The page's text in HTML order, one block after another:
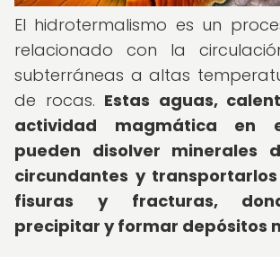
El hidrotermalismo es un
relacionado con la
subterráneas a altas
de rocas. Estas aguas,
actividad magmática en
pueden disolver minerales
circundantes y
fisuras y fracturas,
precipitar y formar depósitos